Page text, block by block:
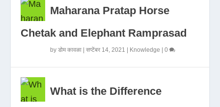
Maharana Pratap Horse
Chetak and Elephant Ramprasad
byडोम कावळा |सप्टेंबर 14, 2021 Knowledge |0
What is the Difference